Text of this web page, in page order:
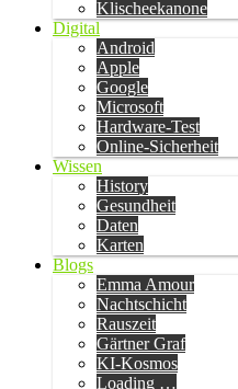
Klischeekanone
Digital
Android
Apple
Google
Microsoft
Hardware-Test
Online-Sicherheit
Wissen
History
Gesundheit
Daten
Karten
Blogs
Emma Amour
Nachtschicht
Rauszeit
Gärtner Graf
KI-Kosmos
Loading …